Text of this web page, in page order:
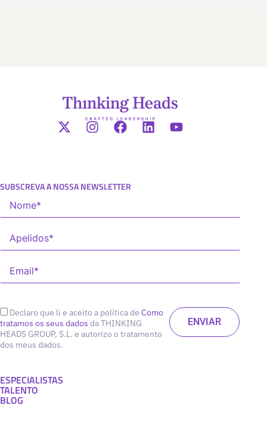
SUBSCREVA A NOSSA NEWSLETTER
Declaro que li e aceito a política de Como
tratamos os seus dados da THINKING
HEADS GROUP, S.L. e autorizo o tratamento
dos meus dados.
ESPECIALISTAS
TALENTO
BLOG